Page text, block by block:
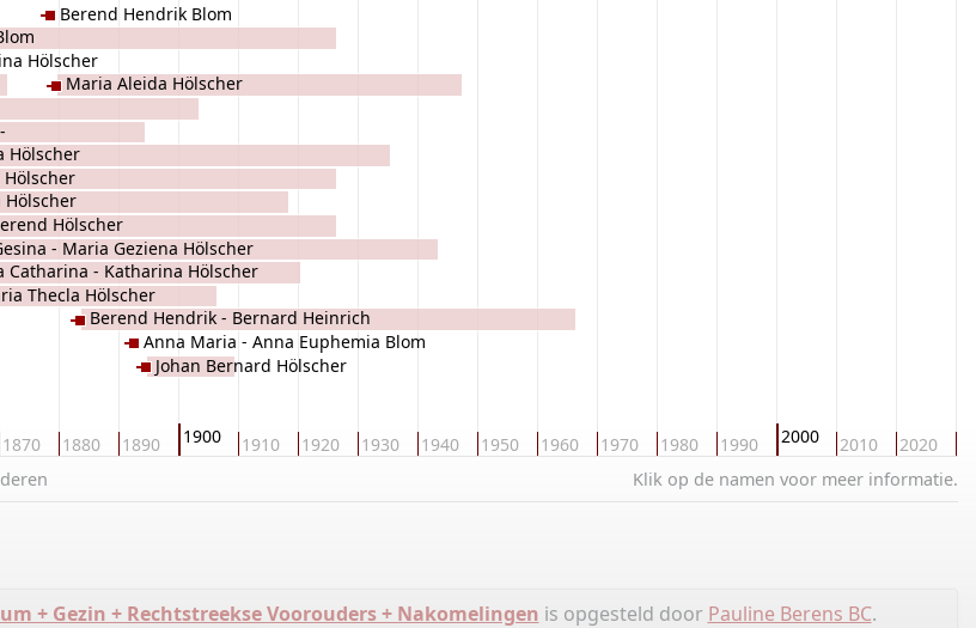
1870 1880 1890 1900 1910 1920 1930 1940 1950 1960 1970 1980 1990 2000 2010 2020
Hölscher
Hölscher
Hölscher
Hölscher
- Maria Geziena Hölscher
Catharina - Katharina Hölscher
Thecla Hölscher
Berend Hendrik Blom
Maria Aleida Hölscher
Berend Hendrik - Bernard Heinrich
Hölscher Anna Maria - Anna Euphemia Blom
Johan Bernard Hölscher
Klik op de namen voor meer informatie.
+ Gezin + Rechtstreekse Voorouders + Nakomelingen is opgesteld door Pauline Berens BC.